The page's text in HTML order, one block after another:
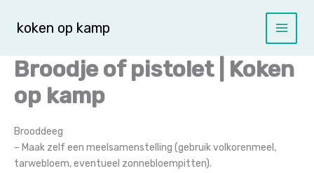
naar
inhoud
koken op kamp
Broodje of pistolet | Koken
op kamp
Brooddeeg
– Maak zelf een meelsamenstelling (gebruik volkorenmeel,
tarwebloem, eventueel zonnebloempitten).